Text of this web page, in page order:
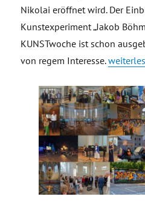
Nikolai eröffnet wird. Der
Kunstexperiment „Jakob
KUNSTwoche ist schon
von regem Interesse.